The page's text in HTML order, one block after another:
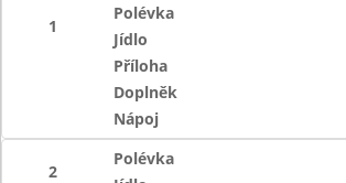
1
Polévka
Jídlo
Příloha
Doplněk
Nápoj
2
Polévka